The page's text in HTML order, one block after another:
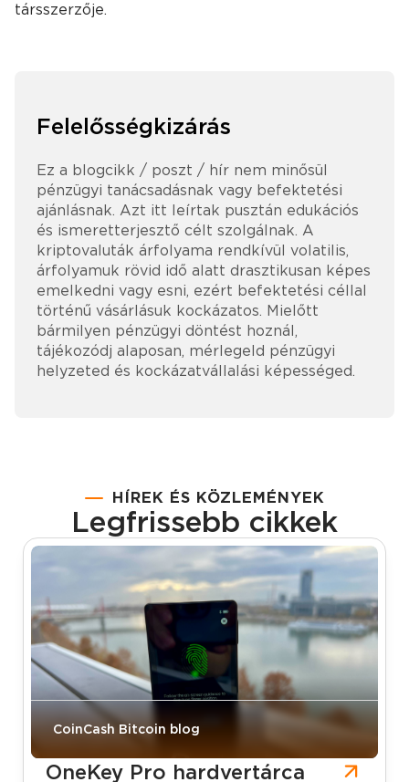
társszerzője.
Felelősségkizárás
Ez a blogcikk / poszt / hír nem minősül
pénzügyi tanácsadásnak vagy befektetési
ajánlásnak. Azt itt leírtak pusztán edukációs
és ismeretterjesztő célt szolgálnak. A
kriptovaluták árfolyama rendkívül volatilis,
árfolyamuk rövid idő alatt drasztikusan képes
emelkedni vagy esni, ezért befektetési céllal
történű vásárlásuk kockázatos. Mielőtt
bármilyen pénzügyi döntést hoznál,
tájékozódj alaposan, mérlegeld pénzügyi
helyzeted és kockázatvállalási képességed.
HÍREK ÉS KÖZLEMÉNYEK
Legfrissebb cikkek
CoinCash Bitcoin blog
OneKey Pro hardvertárca